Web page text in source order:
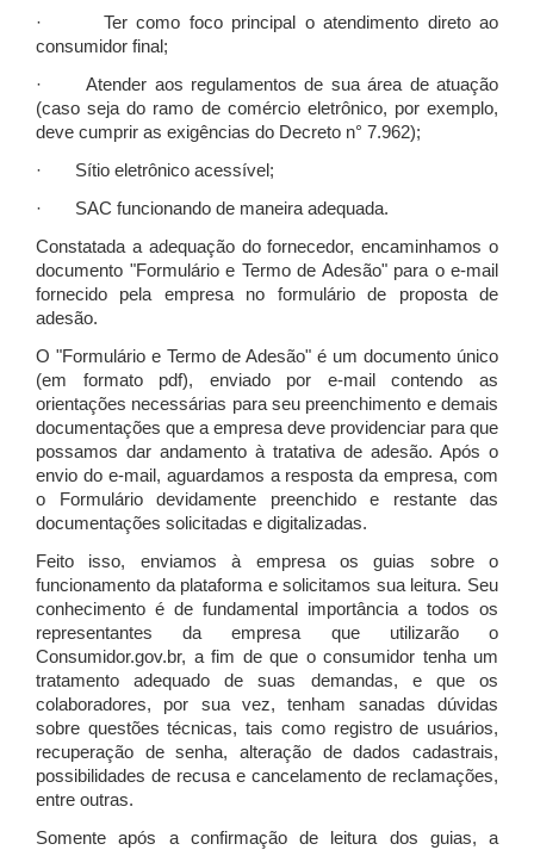
· Ter como foco principal o atendimento direto ao
consumidor final;
· Atender aos regulamentos de sua área de atuação
(caso seja do ramo de comércio eletrônico, por exemplo,
deve cumprir as exigências do Decreto n° 7.962);
· Sítio eletrônico acessível;
· SAC funcionando de maneira adequada.
Constatada a adequação do fornecedor, encaminhamos o
documento "Formulário e Termo de Adesão" para o e-mail
fornecido pela empresa no formulário de proposta de
adesão.
O "Formulário e Termo de Adesão" é um documento único
(em formato pdf), enviado por e-mail contendo as
orientações necessárias para seu preenchimento e demais
documentações que a empresa deve providenciar para que
possamos dar andamento à tratativa de adesão. Após o
envio do e-mail, aguardamos a resposta da empresa, com
o Formulário devidamente preenchido e restante das
documentações solicitadas e digitalizadas.
Feito isso, enviamos à empresa os guias sobre o
funcionamento da plataforma e solicitamos sua leitura. Seu
conhecimento é de fundamental importância a todos os
representantes da empresa que utilizarão o
Consumidor.gov.br, a fim de que o consumidor tenha um
tratamento adequado de suas demandas, e que os
colaboradores, por sua vez, tenham sanadas dúvidas
sobre questões técnicas, tais como registro de usuários,
recuperação de senha, alteração de dados cadastrais,
possibilidades de recusa e cancelamento de reclamações,
entre outras.
Somente após a confirmação de leitura dos guias, a